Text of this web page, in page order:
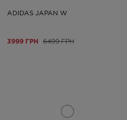
ADIDAS JAPAN W
3999 ГРН 6499 ГРН